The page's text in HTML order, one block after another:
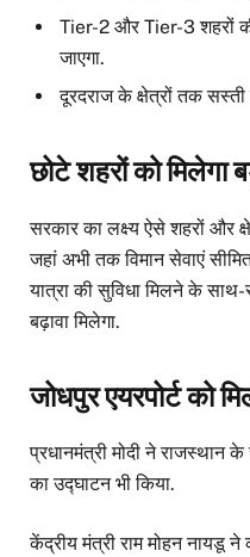
Tier-2 और Tier-3 शहरों
जाएगा.
दूरदराज के क्षेत्रों तक सस्ती
छोटे शहरों को मिलेगा
सरकार का लक्ष्य ऐसे शहरों और
जहां अभी तक विमान सेवाएं
यात्रा की सुविधा मिलने के साथ-
बढ़ावा मिलेगा.
जोधपुर एयरपोर्ट को
प्रधानमंत्री मोदी ने राजस्थान
का उद्घाटन भी किया.
केंद्रीय मंत्री राम मोहन नायडू